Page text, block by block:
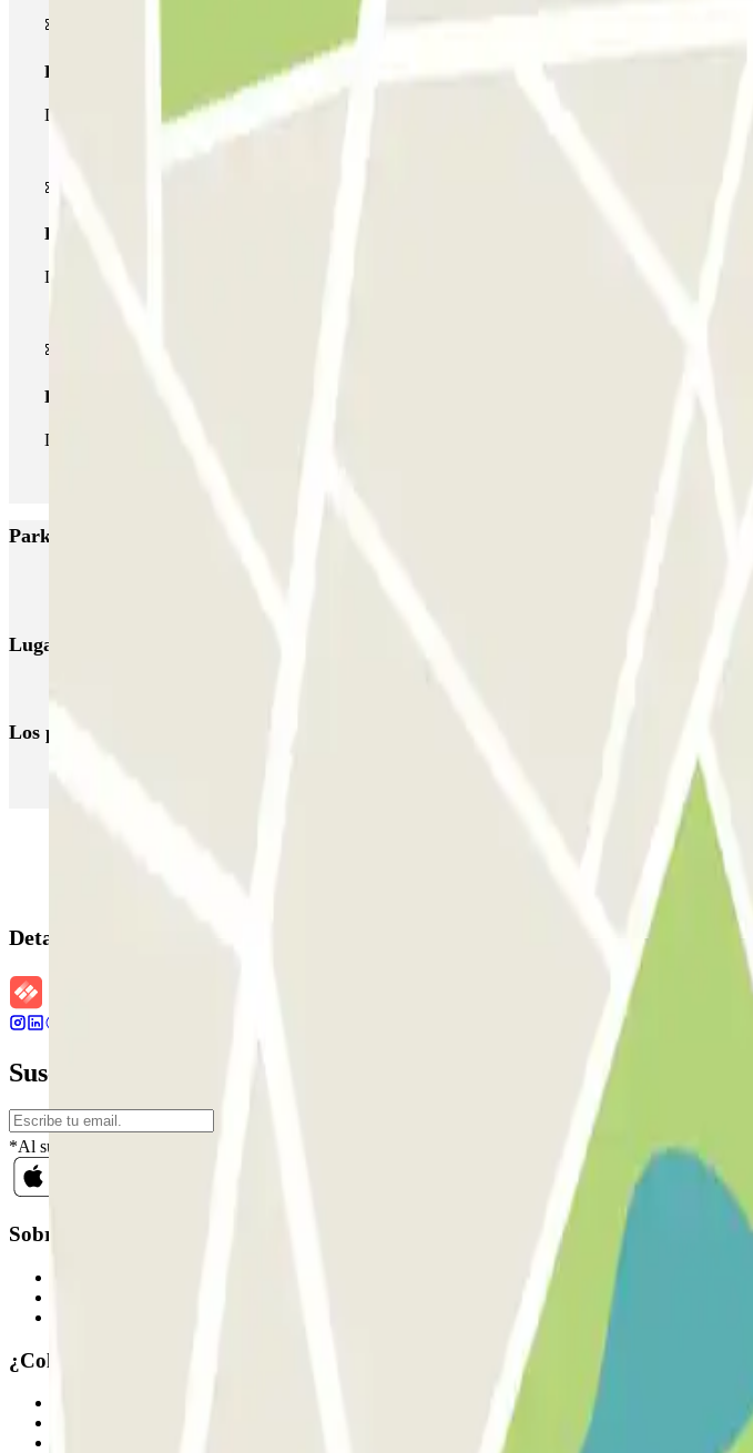
Pase básico
Durante tu estancia podrás entrar y salir una única vez al parking
Pase multiparking
Durante tu estancia podrás hacer uso de toda la red de parkings de este operador disponibles en
Pase ilimitado
Durante tu estancia podrás entrar y salir del parking todas las veces que quieras.
Parkings más valorados en Chambéry
Lugares y eventos interesantes cerca de Q-Park Europe
Los parkings
Parking en Aeropuerto Madrid
Detalles de la reserva
Suscríbete a nuestra newsletter y entérate de descuentos, sorteos
*Al suscribirte aceptas nuestra Política de Privacidad para recibir comunicaciones comerciales de
Sobre Parclick
¿Colaboramos?